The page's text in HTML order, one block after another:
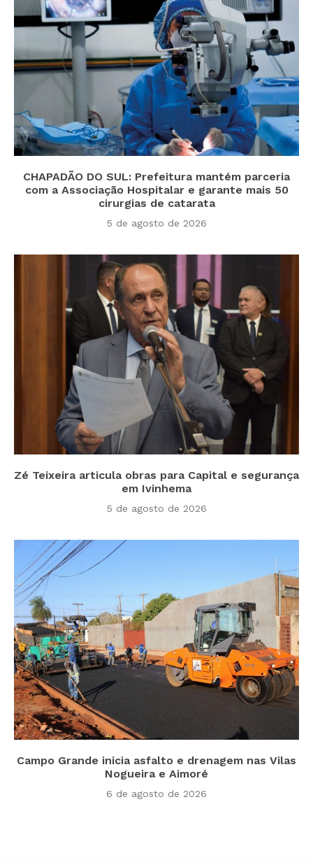
CHAPADÃO DO SUL: Prefeitura mantém parceria
com a Associação Hospitalar e garante mais 50
cirurgias de catarata
5 de agosto de 2026
Zé Teixeira articula obras para Capital e segurança
em Ivinhema
5 de agosto de 2026
Campo Grande inicia asfalto e drenagem nas Vilas
Nogueira e Aimoré
6 de agosto de 2026